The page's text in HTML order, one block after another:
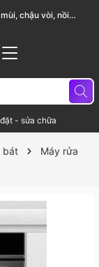
cấp
- sửa chữa
bát
Máy rửa